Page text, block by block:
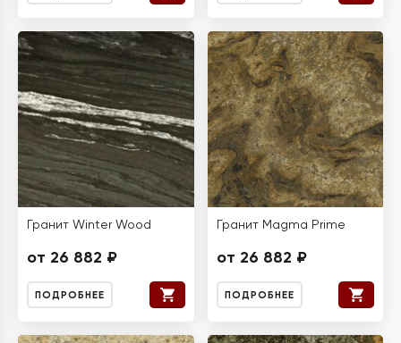
Гранит Winter Wood
от 26 882 ₽
ПОДРОБНЕЕ
Гранит Magma Prime
от 26 882 ₽
ПОДРОБНЕЕ